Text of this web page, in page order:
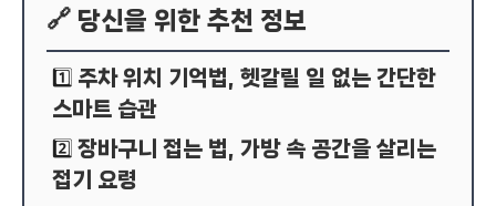
🔗 당신을 위한 추천 정보
1️⃣ 주차 위치 기억법, 헷갈릴 일 없는 간단한
스마트 습관
2️⃣ 장바구니 접는 법, 가방 속 공간을 살리는
접기 요령